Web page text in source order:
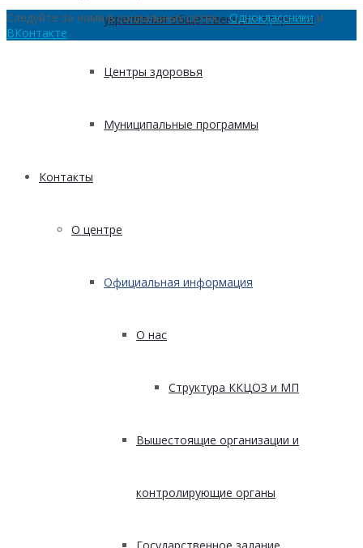
укрепления общественного здоровья
Центры здоровья
Муниципальные программы
Контакты
О центре
Официальная информация
О нас
Структура ККЦОЗ и МП
Вышестоящие организации и
контролирующие органы
Следуйте за нами в социальных сетях:Одноклассники и
ВКонтакте